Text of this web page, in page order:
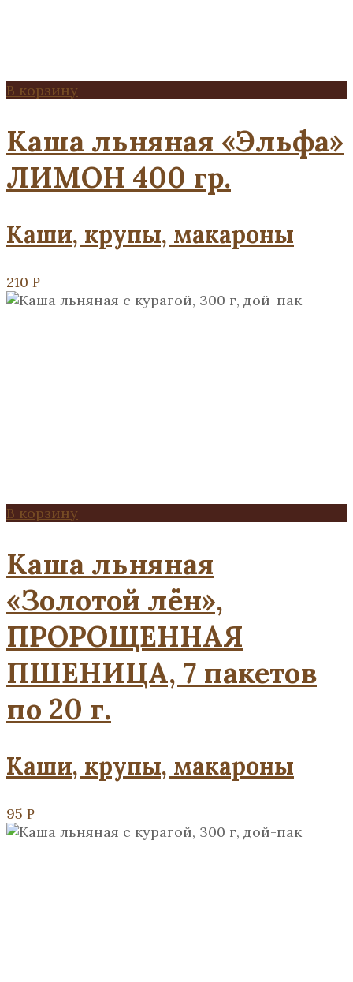
В корзину
Каша льняная «Эльфа»
ЛИМОН 400 гр.
Каши, крупы, макароны
210 Р
В корзину
Каша льняная
«Золотой лён»,
ПРОРОЩЕННАЯ
ПШЕНИЦА, 7 пакетов
по 20 г.
Каши, крупы, макароны
95 Р